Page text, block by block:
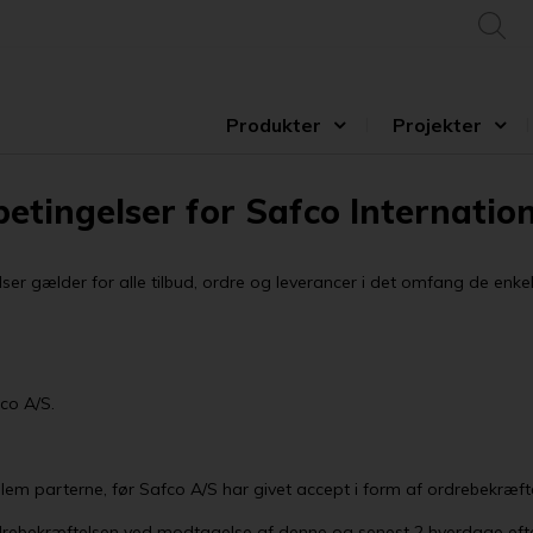
Produkter Projekter
for Safco
gælder for alle tilbud, ordre og leverancer i det omfang de
A/S.
parterne, før Safco A/S har givet accept i form af